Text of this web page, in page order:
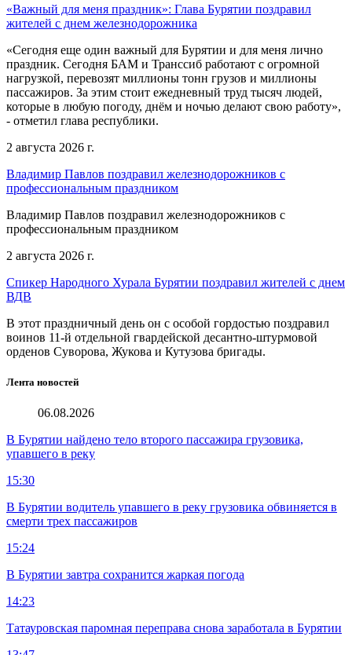
«Важный для меня праздник»: Глава Бурятии поздравил
жителей с днем железнодорожника
«Сегодня еще один важный для Бурятии и для меня лично
праздник. Сегодня БАМ и Транссиб работают с огромной
нагрузкой, перевозят миллионы тонн грузов и миллионы
пассажиров. За этим стоит ежедневный труд тысяч людей,
которые в любую погоду, днём и ночью делают свою работу»,
- отметил глава республики.
2 августа 2026 г.
Владимир Павлов поздравил железнодорожников с
профессиональным праздником
Владимир Павлов поздравил железнодорожников с
профессиональным праздником
2 августа 2026 г.
Спикер Народного Хурала Бурятии поздравил жителей с днем
ВДВ
В этот праздничный день он с особой гордостью поздравил
воинов 11-й отдельной гвардейской десантно-штурмовой
орденов Суворова, Жукова и Кутузова бригады.
Лента новостей
06.08.2026
В Бурятии найдено тело второго пассажира грузовика,
упавшего в реку
15:30
В Бурятии водитель упавшего в реку грузовика обвиняется в
смерти трех пассажиров
15:24
В Бурятии завтра сохранится жаркая погода
14:23
Татауровская паромная переправа снова заработала в Бурятии